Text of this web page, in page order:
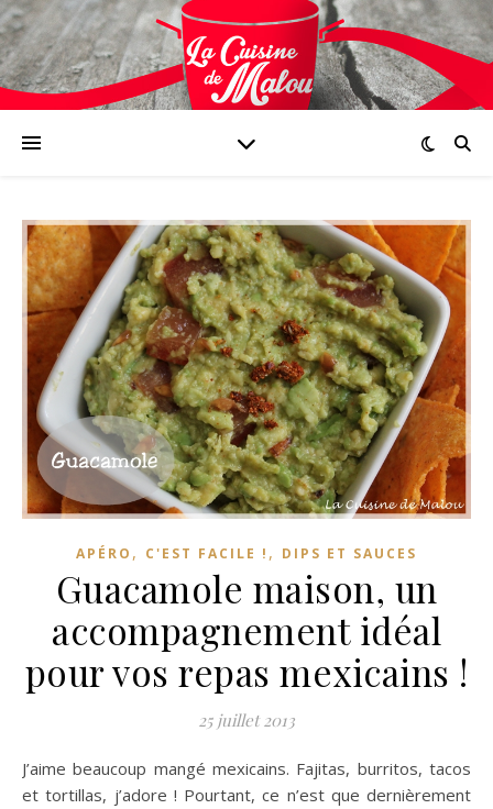
APÉRO , C'EST FACILE ! , DIPS ET SAUCES
Guacamole maison, un
accompagnement idéal
pour vos repas mexicains !
25 juillet 2013
J’aime beaucoup mangé mexicains. Fajitas, burritos, tacos
et tortillas, j’adore ! Pourtant, ce n’est que dernièrement